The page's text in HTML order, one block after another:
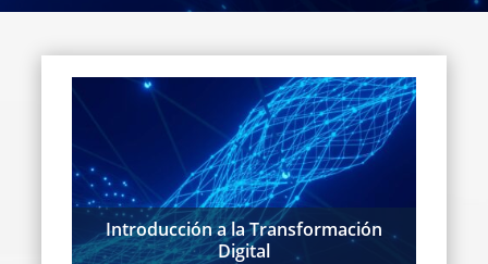
Introducción a la Transformación
Digital